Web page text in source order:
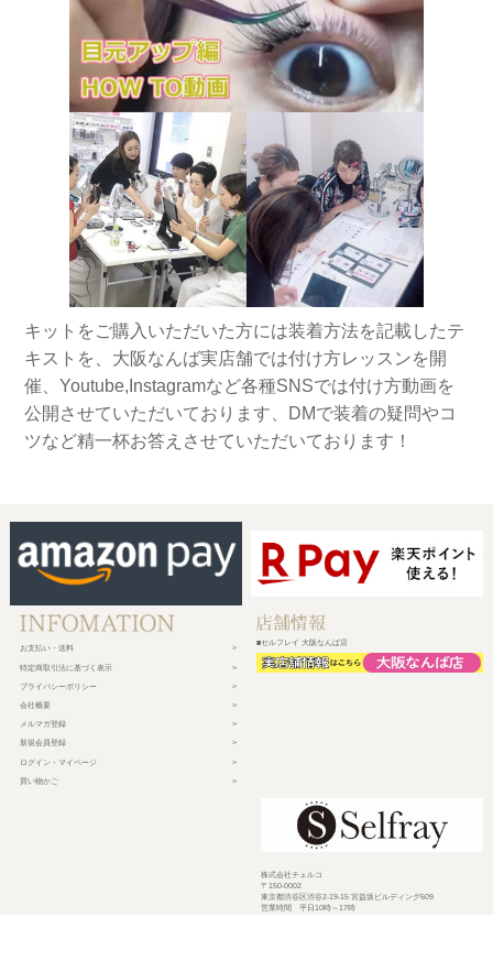
キットをご購入いただいた方には装着方法を記載したテ
キストを、大阪なんば実店舗では付け方レッスンを開
催、Youtube,Instagramなど各種SNSでは付け方動画を
公開させていただいております、DMで装着の疑問やコ
ツなど精一杯お答えさせていただいております！
お支払い・送料
特定商取引法に基づく表示
プライバシーポリシー
会社概要
メルマガ登録
新規会員登録
ログイン・マイページ
買い物かご
■セルフレイ 大阪なんば店
株式会社チェルコ
〒150-0002
東京都渋谷区渋谷2-19-15 宮益坂ビルディング609
営業時間 平日10時～17時